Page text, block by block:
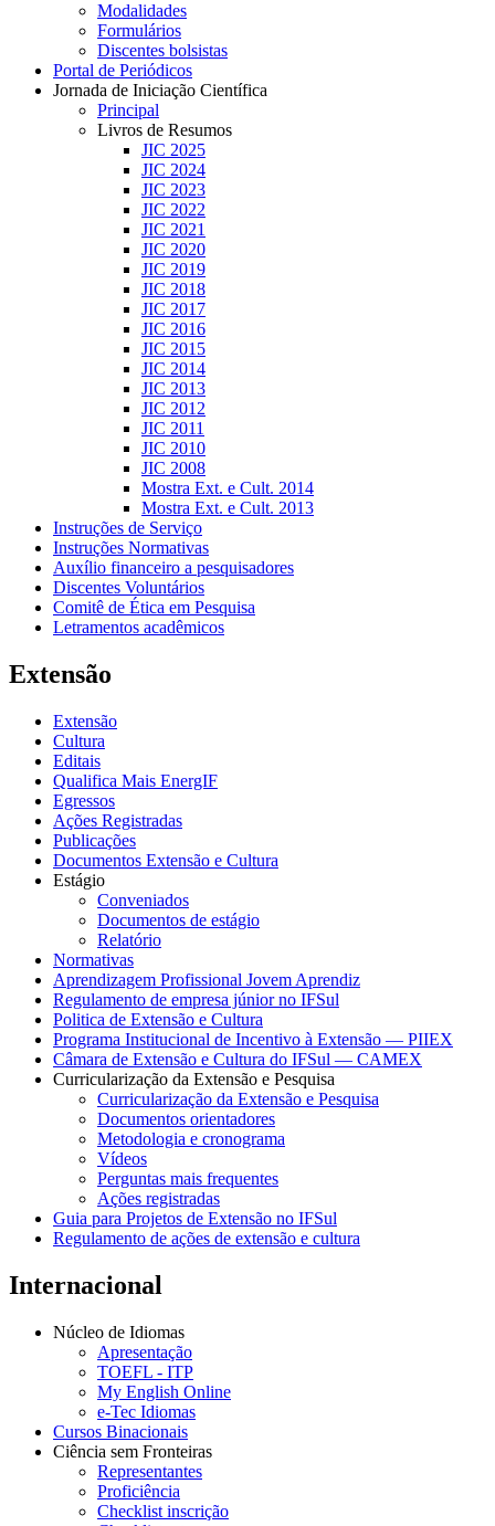
Modalidades
Formulários
Discentes bolsistas
Portal de Periódicos
Jornada de Iniciação Científica
Principal
Livros de Resumos
JIC 2025
JIC 2024
JIC 2023
JIC 2022
JIC 2021
JIC 2020
JIC 2019
JIC 2018
JIC 2017
JIC 2016
JIC 2015
JIC 2014
JIC 2013
JIC 2012
JIC 2011
JIC 2010
JIC 2008
Mostra Ext. e Cult. 2014
Mostra Ext. e Cult. 2013
Instruções de Serviço
Instruções Normativas
Auxílio financeiro a pesquisadores
Discentes Voluntários
Comitê de Ética em Pesquisa
Letramentos acadêmicos
Extensão
Extensão
Cultura
Editais
Qualifica Mais EnergIF
Egressos
Ações Registradas
Publicações
Documentos Extensão e Cultura
Estágio
Conveniados
Documentos de estágio
Relatório
Normativas
Aprendizagem Profissional Jovem Aprendiz
Regulamento de empresa júnior no IFSul
Politica de Extensão e Cultura
Programa Institucional de Incentivo à Extensão — PIIEX
Câmara de Extensão e Cultura do IFSul — CAMEX
Curricularização da Extensão e Pesquisa
Curricularização da Extensão e Pesquisa
Documentos orientadores
Metodologia e cronograma
Vídeos
Perguntas mais frequentes
Ações registradas
Guia para Projetos de Extensão no IFSul
Regulamento de ações de extensão e cultura
Internacional
Núcleo de Idiomas
Apresentação
TOEFL - ITP
My English Online
e-Tec Idiomas
Cursos Binacionais
Ciência sem Fronteiras
Representantes
Proficiência
Checklist inscrição